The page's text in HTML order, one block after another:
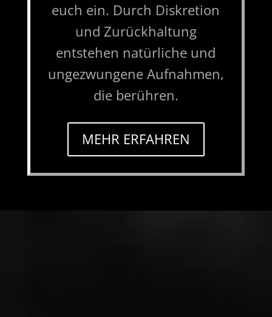
euch ein. Durch Diskretion
und Zurückhaltung
entstehen natürliche und
ungezwungene Aufnahmen,
die berühren.
MEHR ERFAHREN